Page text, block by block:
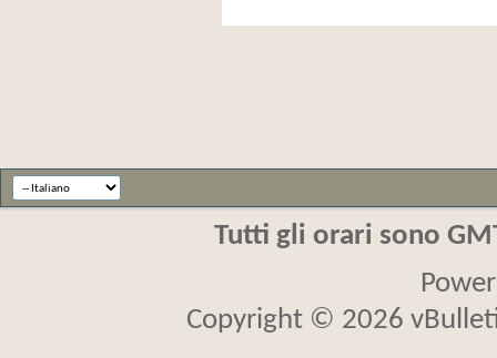
Tutti gli orari sono
Copyright © 2026